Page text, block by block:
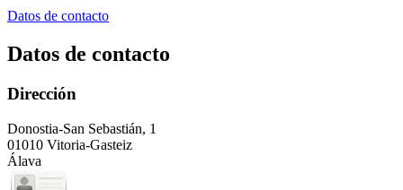
Datos de contacto
Datos de contacto
Dirección
Donostia-San Sebastián, 1
01010 Vitoria-Gasteiz
Álava